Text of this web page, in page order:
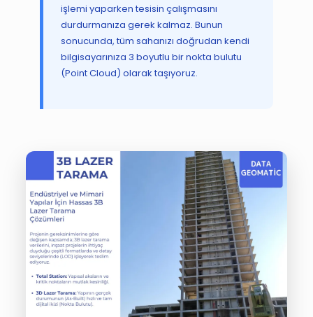
işlemi yaparken tesisin çalışmasını
durdurmanıza gerek kalmaz. Bunun
sonucunda, tüm sahanızı doğrudan kendi
bilgisayarınıza 3 boyutlu bir nokta bulutu
(Point Cloud) olarak taşıyoruz.